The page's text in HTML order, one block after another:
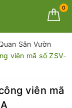
0
Sân Vườn
viên mã số ZSV-
viên mã